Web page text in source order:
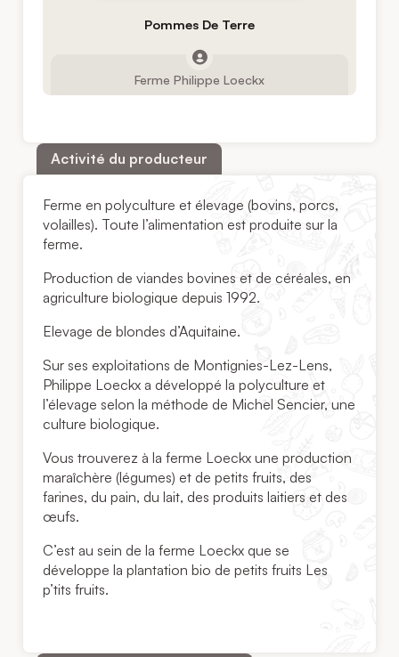
Pommes De Terre
Ferme Philippe Loeckx
Activité du producteur
Ferme en polyculture et élevage (bovins, porcs,
volailles). Toute l’alimentation est produite sur la
ferme.
Production de viandes bovines et de céréales, en
agriculture biologique depuis 1992.
Elevage de blondes d’Aquitaine.
Sur ses exploitations de Montignies-Lez-Lens,
Philippe Loeckx a développé la polyculture et
l’élevage selon la méthode de Michel Sencier, une
culture biologique.
Vous trouverez à la ferme Loeckx une production
maraîchère (légumes) et de petits fruits, des
farines, du pain, du lait, des produits laitiers et des
œufs.
C’est au sein de la ferme Loeckx que se
développe la plantation bio de petits fruits Les
p’tits fruits.